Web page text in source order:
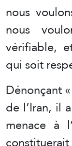
nous
nous
vérifiable,
qui soit
Dénonçant
de l’Iran, il
menace à